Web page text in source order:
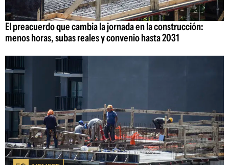
El preacuerdo que cambia la jornada en la construcción:
menos horas, subas reales y convenio hasta 2031